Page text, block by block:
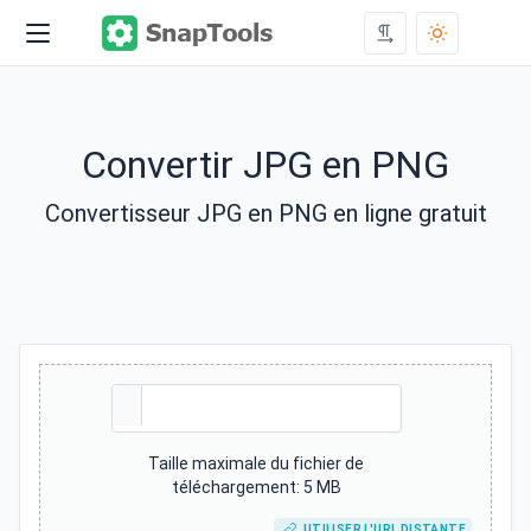
Convertir JPG en PNG
Convertisseur JPG en PNG en ligne gratuit
Taille maximale du fichier de
téléchargement: 5 MB